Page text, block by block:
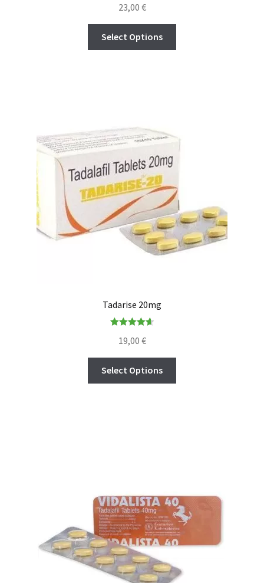
out of 5
23,00 €
Select Options
Tadarise 20mg
out of 5
19,00 €
Select Options